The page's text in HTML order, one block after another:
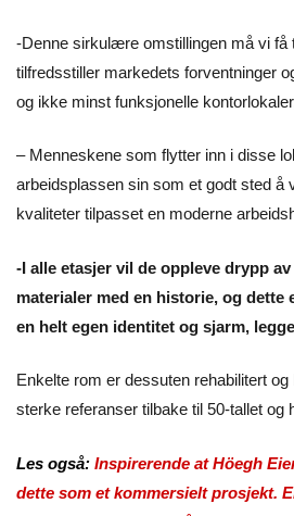
-Denne sirkulære omstillingen må vi få
tilfredsstiller markedets forventninger
og ikke minst funksjonelle
– Menneskene som flytter inn i disse
arbeidsplassen sin som et godt sted
kvaliteter tilpasset en moderne
-I alle etasjer vil de oppleve drypp
materialer med en historie, og dette
en helt egen identitet og sjarm,
Enkelte rom er dessuten rehabilitert
sterke referanser tilbake til 50-tallet og
Les også: Inspirerende at Höegh
dette som et kommersielt prosjekt.